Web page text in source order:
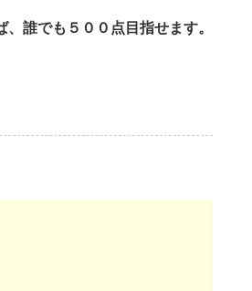
誰でも５００点目指せます。